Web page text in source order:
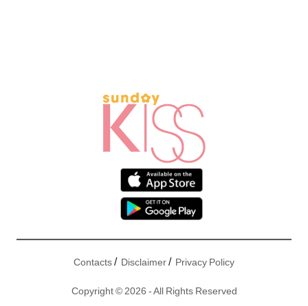
Contacts/ Disclaimer/ Privacy Policy
Copyright © 2026 - All Rights Reserved